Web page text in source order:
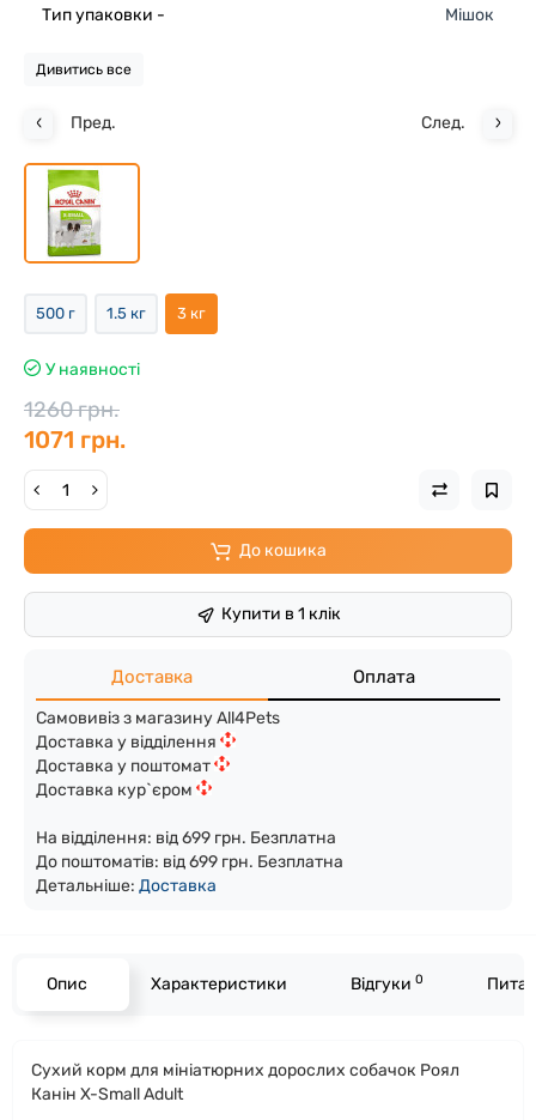
Тип упаковки -
Мішок
Дивитись все
Пред. След.
500 г 1.5 кг 3 кг
У наявності
1260 грн.
1071 грн.
До кошика
Купити в 1 клік
Доставка Оплата
Самовивіз з магазину All4Pets
Доставка у відділення
Доставка у поштомат
Доставка кур`єром
На відділення: від 699 грн. Безплатна
До поштоматів: від 699 грн. Безплатна
Детальніше: Доставка
Опис Характеристики Відгуки 0
Сухий корм для мініатюрних дорослих собачок Роял
Канін X-Small Adult